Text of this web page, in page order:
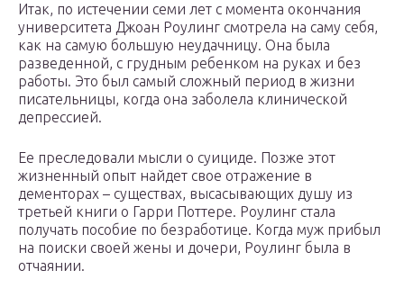
Итак, по истечении семи лет с момента окончания
университета Джоан Роулинг смотрела на саму себя,
как на самую большую неудачницу. Она была
разведенной, с грудным ребенком на руках и без
работы. Это был самый сложный период в жизни
писательницы, когда она заболела клинической
депрессией.
Ее преследовали мысли о суициде. Позже этот
жизненный опыт найдет свое отражение в
дементорах – существах, высасывающих душу из
третьей книги о Гарри Поттере. Роулинг стала
получать пособие по безработице. Когда муж прибыл
на поиски своей жены и дочери, Роулинг была в
отчаянии.